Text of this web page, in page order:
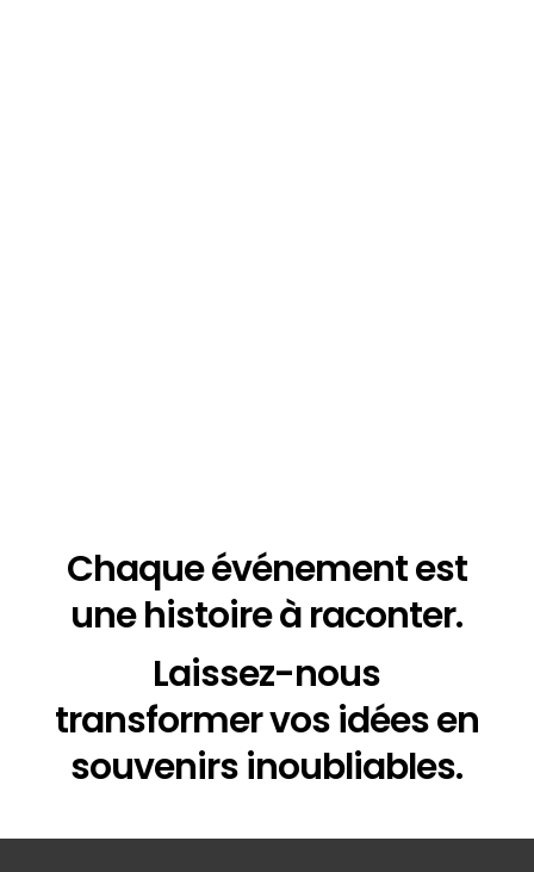
Chaque événement est
une histoire à raconter.
Laissez-nous
transformer vos idées en
souvenirs inoubliables.